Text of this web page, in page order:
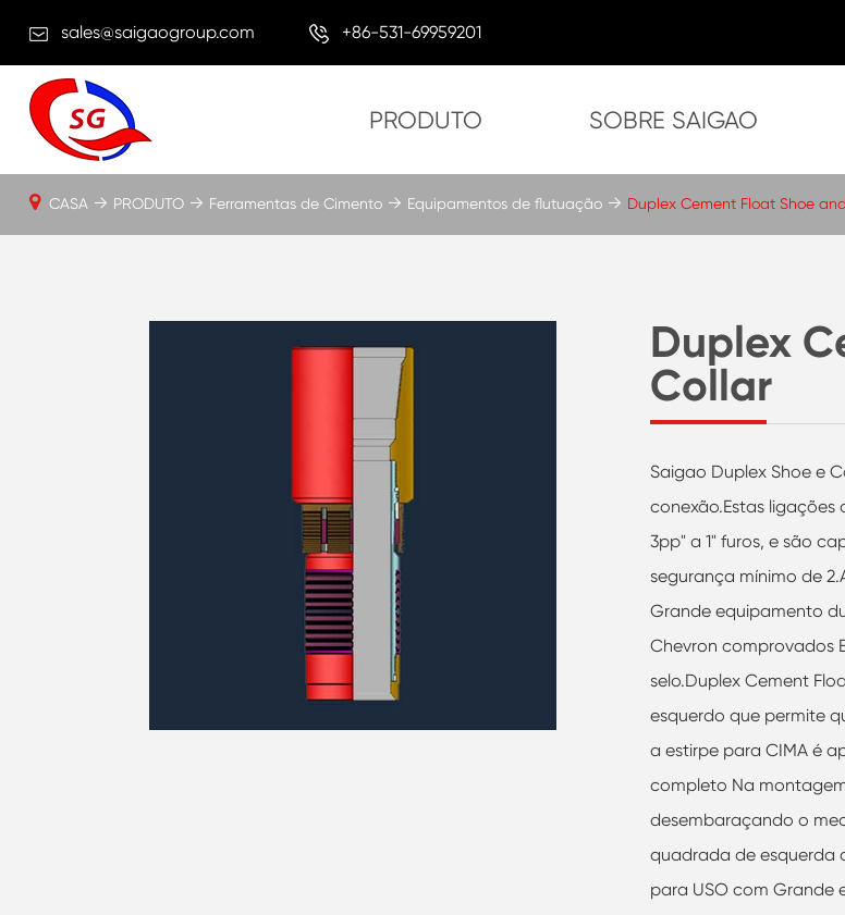
sales@saigaogroup.com +86-531-69959201
PRODUTO SOBRE SAIGAO
Duplex
Collar
Saigao Duplex Shoe e
conexão.Estas ligações
3pp" a 1" furos, e são
segurança mínimo de
Grande equipamento
Chevron comprovados
selo.Duplex Cement
esquerdo que permite
a estirpe para CIMA é
completo Na
desembaraçando o
quadrada de esquerda
para USO com Grande
CASA PRODUTO Ferramentas de Cimento Equipamentos de flutuação Duplex Cement Float Shoe